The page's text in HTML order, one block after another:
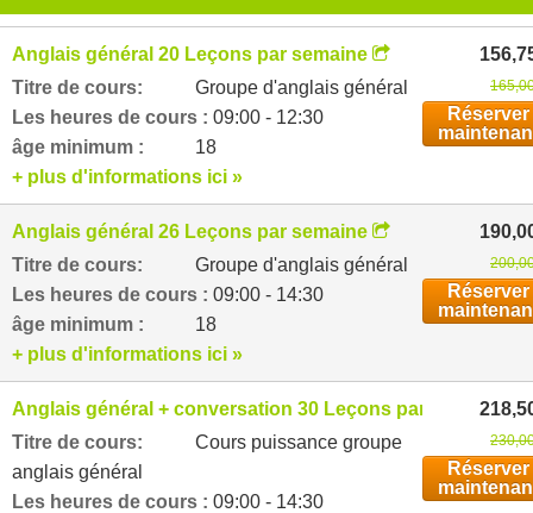
Anglais général 20 Leçons par semaine
Titre de cours:
Groupe d'anglais général
Les heures de cours : 09:00 - 12:30
âge minimum :
18
Réserver
+ plus d'informations ici »
Anglais général 26 Leçons par semaine
Titre de cours:
Groupe d'anglais général
Les heures de cours : 09:00 - 14:30
âge minimum :
18
Réserver
+ plus d'informations ici »
Anglais général + conversation 30 Leçons par semaine
Titre de cours:
Cours puissance groupe
anglais général
Les heures de cours : 09:00 - 14:30
Réserver